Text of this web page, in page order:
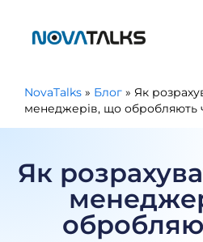
NovaTalks » Блог » Як
менеджерів, що обробляють
Як